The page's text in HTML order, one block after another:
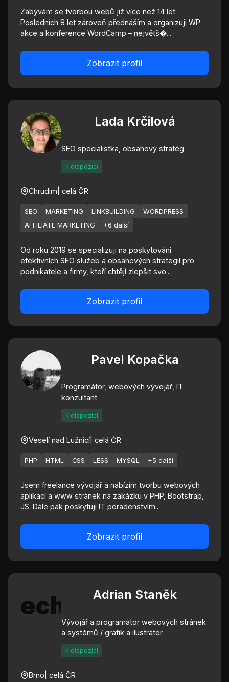
Zabývám se tvorbou webů již více než 14 let.
Posledních 8 let zároveň přednáším a organizuji WP
akce a konference WordCamp – největš�...
Zobrazit profil
Lada Krčilová
SEO specialistka, obsahový stratég
k dispozici
Chrudim | celá ČR
SEO MARKETING LINKBUILDING
WORDPRESS
AFFILIATE MARKETING
+6 další
Od roku 2019 se specializuji na poskytování
efektivních SEO služeb a obsahových strategií pro
podnikatele a firmy, kteří chtějí zlepšit svo...
Zobrazit profil
Pavel Kopačka
Programátor, webových vývojář, IT
konzultant
k dispozici
Veselí nad Lužnicí | celá ČR
PHP HTML CSS LESS MYSQL +5 další
Jsem freelance vývojář a nabízím tvorbu webových
aplikací a www stránek na zakázku v PHP, Bootstrap,
JS. Dále pak poskytuji IT poradenstvím...
Zobrazit profil
Adrian Staněk
Vývojář a programátor webových stránek
a systémů / grafik a ilustrátor
k dispozici
Brno | celá ČR